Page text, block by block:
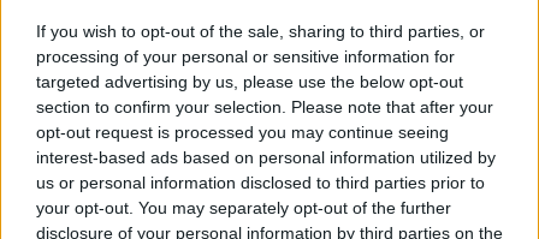
If you wish to opt-out of the sale, sharing to third parties, or
processing of your personal or sensitive information for
targeted advertising by us, please use the below opt-out
section to confirm your selection. Please note that after your
opt-out request is processed you may continue seeing
interest-based ads based on personal information utilized by
us or personal information disclosed to third parties prior to
your opt-out. You may separately opt-out of the further
disclosure of your personal information by third parties on the
Foto storica
Esequie solenni
Nostalgia del sangue blu
Teste calde
Non avere e non essere
Armiamoci e... avviatevi
Da Capodanno a Carnevale
Schizzi di fango
Sor-riso amaro